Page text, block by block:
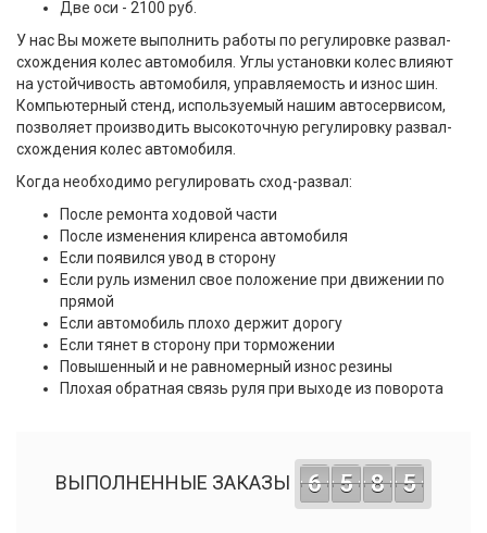
Две оси - 2100 руб.
У нас Вы можете выполнить работы по регулировке развал-
схождения колес автомобиля. Углы установки колес влияют
на устойчивость автомобиля, управляемость и износ шин.
Компьютерный стенд, используемый нашим автосервисом,
позволяет производить высокоточную регулировку развал-
схождения колес автомобиля.
Когда необходимо регулировать сход-развал:
После ремонта ходовой части
После изменения клиренса автомобиля
Если появился увод в сторону
Если руль изменил свое положение при движении по
прямой
Если автомобиль плохо держит дорогу
Если тянет в сторону при торможении
Повышенный и не равномерный износ резины
Плохая обратная связь руля при выходе из поворота
ВЫПОЛНЕННЫЕ ЗАКАЗЫ 6 5 8 5